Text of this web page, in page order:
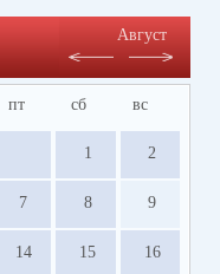
Август
пт сб вс
1 2
7 8 9
14 15 16